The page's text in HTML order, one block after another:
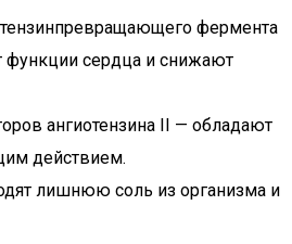
фермента
сердца и снижают
ангиотензина II — обладают
действием.
лишнюю соль из организма и